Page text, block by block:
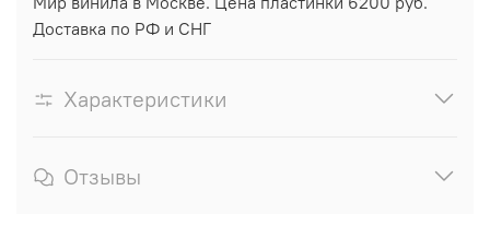
Доставка по РФ и СНГ
Характеристики
Отзывы